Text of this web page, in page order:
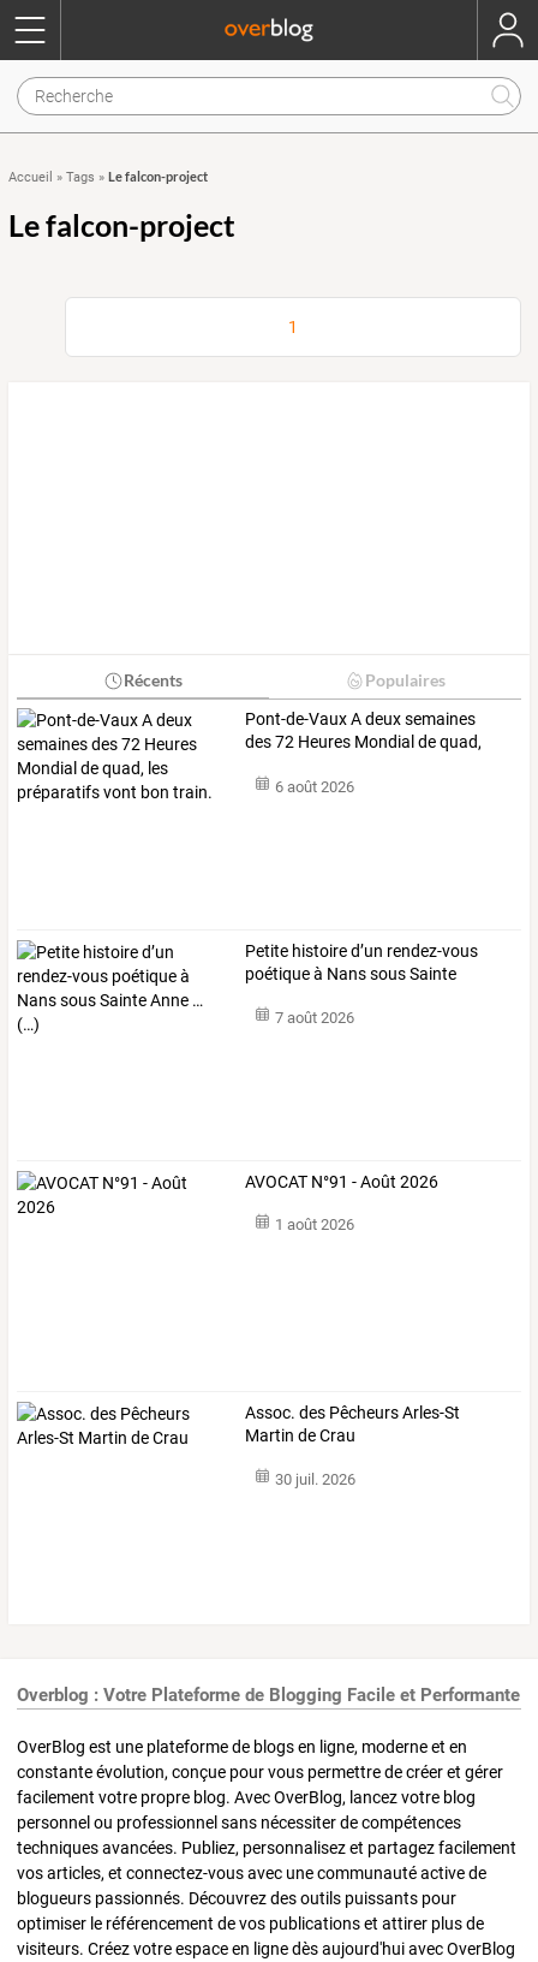
Accueil » Tags » Le falcon-project
Le falcon-project
1
Récents Populaires
Pont-de-VauxAdeuxsemaines
des72 Heures Mondial dequad,
6 août 2026
Petite histoired’un rendez-vous
poétiqueà NanssousSainte
7 août 2026
AVOCAT N°91 - Août 2026
1 août 2026
Assoc. des Pêcheurs Arles-St
Martin de Crau
30 juil. 2026
Overblog : Votre Plateforme de Blogging Facile et Performante
OverBlog est une plateforme de blogs en ligne, moderne et en
constante évolution, conçue pour vous permettre de créer et gérer
facilement votre propre blog. Avec OverBlog, lancez votre blog
personnel ou professionnel sans nécessiter de compétences
techniques avancées. Publiez, personnalisez et partagez facilement
vos articles, et connectez-vous avec une communauté active de
blogueurs passionnés. Découvrez des outils puissants pour
optimiser le référencement de vos publications et attirer plus de
visiteurs. Créez votre espace en ligne dès aujourd'hui avec OverBlog